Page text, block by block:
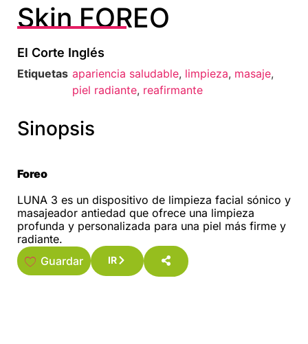
Skin FOREO
El Corte Inglés
Etiquetas apariencia saludable, limpieza, masaje,
piel radiante, reafirmante
Sinopsis
Foreo
LUNA 3 es un dispositivo de limpieza facial sónico y
masajeador antiedad que ofrece una limpieza
profunda y personalizada para una piel más firme y
radiante.
Guardar
IR